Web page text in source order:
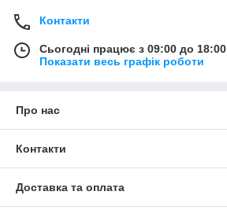
Контакти
Сьогодні працює з 09:00 до 18:00
Показати весь графік роботи
Про нас
Контакти
Доставка та оплата